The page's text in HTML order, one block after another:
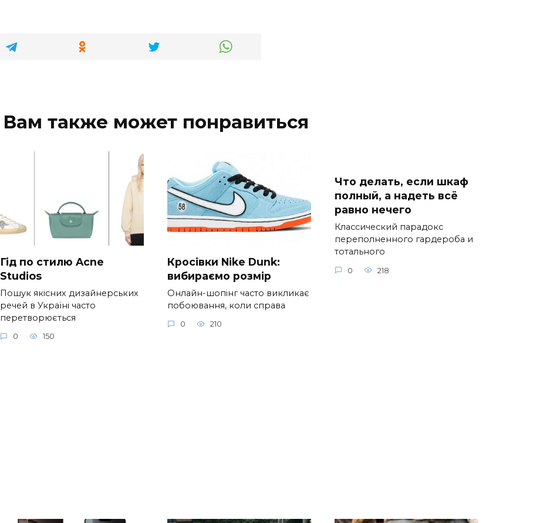
Вам также может понравиться
Гід по стилю Acne
Studios
Пошук якісних дизайнерських
речей в Україні часто
перетворюється
0 150
Кросівки Nike Dunk:
вибираємо розмір
Онлайн-шопінг часто викликає
побоювання, коли справа
0 210
Что делать, если шкаф
полный, а надеть всё
равно нечего
Классический парадокс
переполненного гардероба и
тотального
0 218